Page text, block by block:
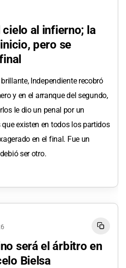
cielo al infierno; la
pero se
Independiente recobró
y en el arranque del segundo,
le dio un penal por un
existen en todos los partidos
en el final. Fue un
ser otro.
será el árbitro en
Bielsa